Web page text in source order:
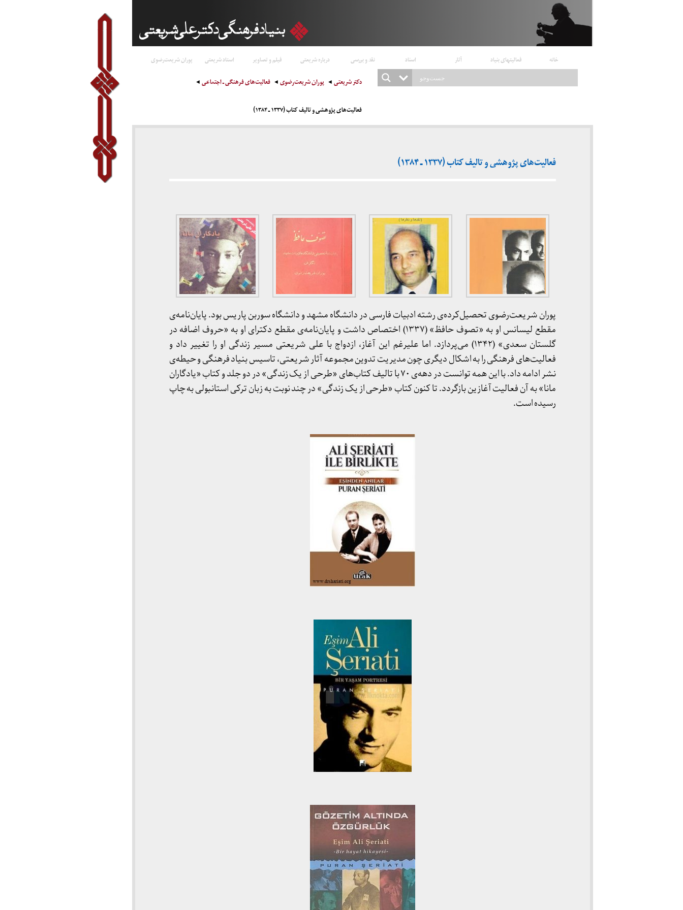
خانه فعالیتهای بنیاد آثار اسناد نقد و بررسی درباره شریعتی فیلم و تصاویر استاد شریعتی پوران شریعت‌رضوی
دکتر شریعتی پوران شریعت‌رضوی فعالیت‌های فرهنگی ـ اجتماعی
فعالیت‌های پژوهشی و تالیف کتاب (۱۳۳۷ ـ ۱۳۸۴)
فعالیت‌های پژوهشی و تالیف کتاب (۱۳۳۷ ـ ۱۳۸۴)
پوران شریعت‌رضوی تحصیل‌کرده‌ی رشته‌ ادبیات فارسی در دانشگاه مشهد و دانشگاه سوربن پاریس بود. پایان‌نامه‌ی
مقطع لیسانس او به «تصوف حافظ» (۱۳۳۷) اختصاص داشت و پایان‌نامه‌ی مقطع دکترای او به «حروف اضافه در
گلستان سعدی» (۱۳۴۲) می‌پردازد. اما علیرغم این آغاز، ازدواج با علی شریعتی مسیر زندگی او را تغییر داد و
فعالیت‌های فرهنگی را به اشکال دیگری چون مدیریت تدوین مجموعه آثار شریعتی، تاسیس بنیاد فرهنگی و حیطه‌ی
نشر ادامه داد. با این همه توانست در دهه‌ی ۷۰ با تالیف کتاب‌های «طرحی از یک زندگی» در دو جلد و کتاب «یادگاران
مانا» به آن فعالیت آغازین بازگردد. تا کنون کتاب «طرحی از یک زندگی» در چند نوبت به زبان ترکی استانبولی به چاپ
رسیده است.